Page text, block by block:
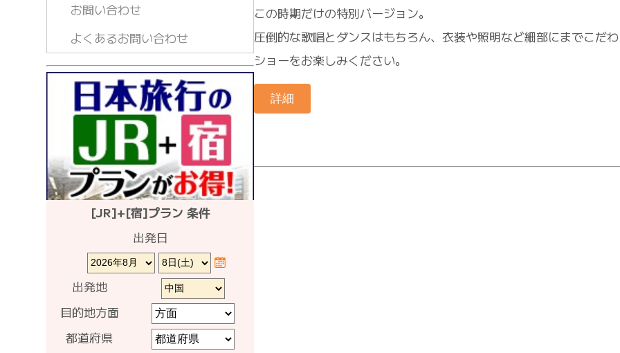
この時期だけの特別バージョン。
圧倒的な歌唱とダンスはもちろん、衣装や照明など細部にまでこだ
ショーをお楽しみください。
詳細
お問い合わせ
よくあるお問い合わせ
[JR]+[宿]プラン 条件
出発日
出発地
目的地方面
都道府県